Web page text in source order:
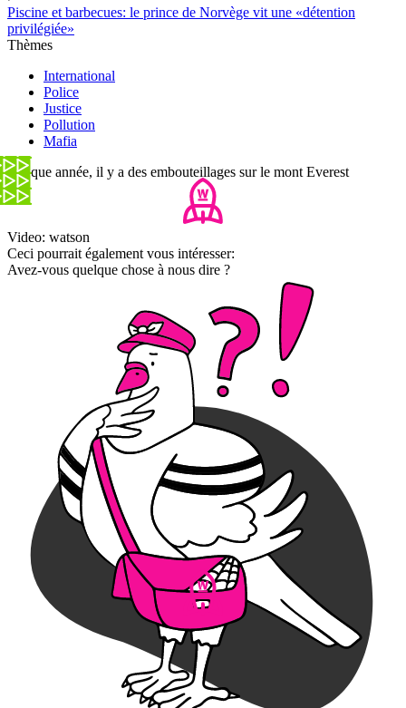
Piscine et barbecues: le prince de Norvège vit une «détention
privilégiée»
Thèmes
International
Police
Justice
Pollution
Mafia
Chaque année, il y a des embouteillages sur le mont Everest
Video: watson
Ceci pourrait également vous intéresser:
Avez-vous quelque chose à nous dire ?